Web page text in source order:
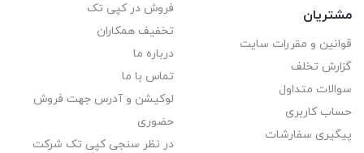
مشتریان
قوانین و مقررات سایت
گزارش تخلف
سوالات متداول
حساب کاربری
پیگیری سفارشات
فروش در کپی تک
تخفیف همکاران
درباره ما
تماس با ما
لوکیشن و آدرس جهت فروش
حضوری
در نظر سنجی کپی تک شرکت